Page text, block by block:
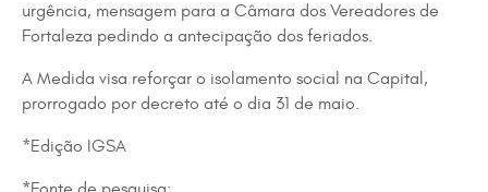
urgência, mensagem para a Câmara dos Vereadores de
Fortaleza pedindo a antecipação dos feriados.
A Medida visa reforçar o isolamento social na Capital,
prorrogado por decreto até o dia 31 de maio.
*Edição IGSA